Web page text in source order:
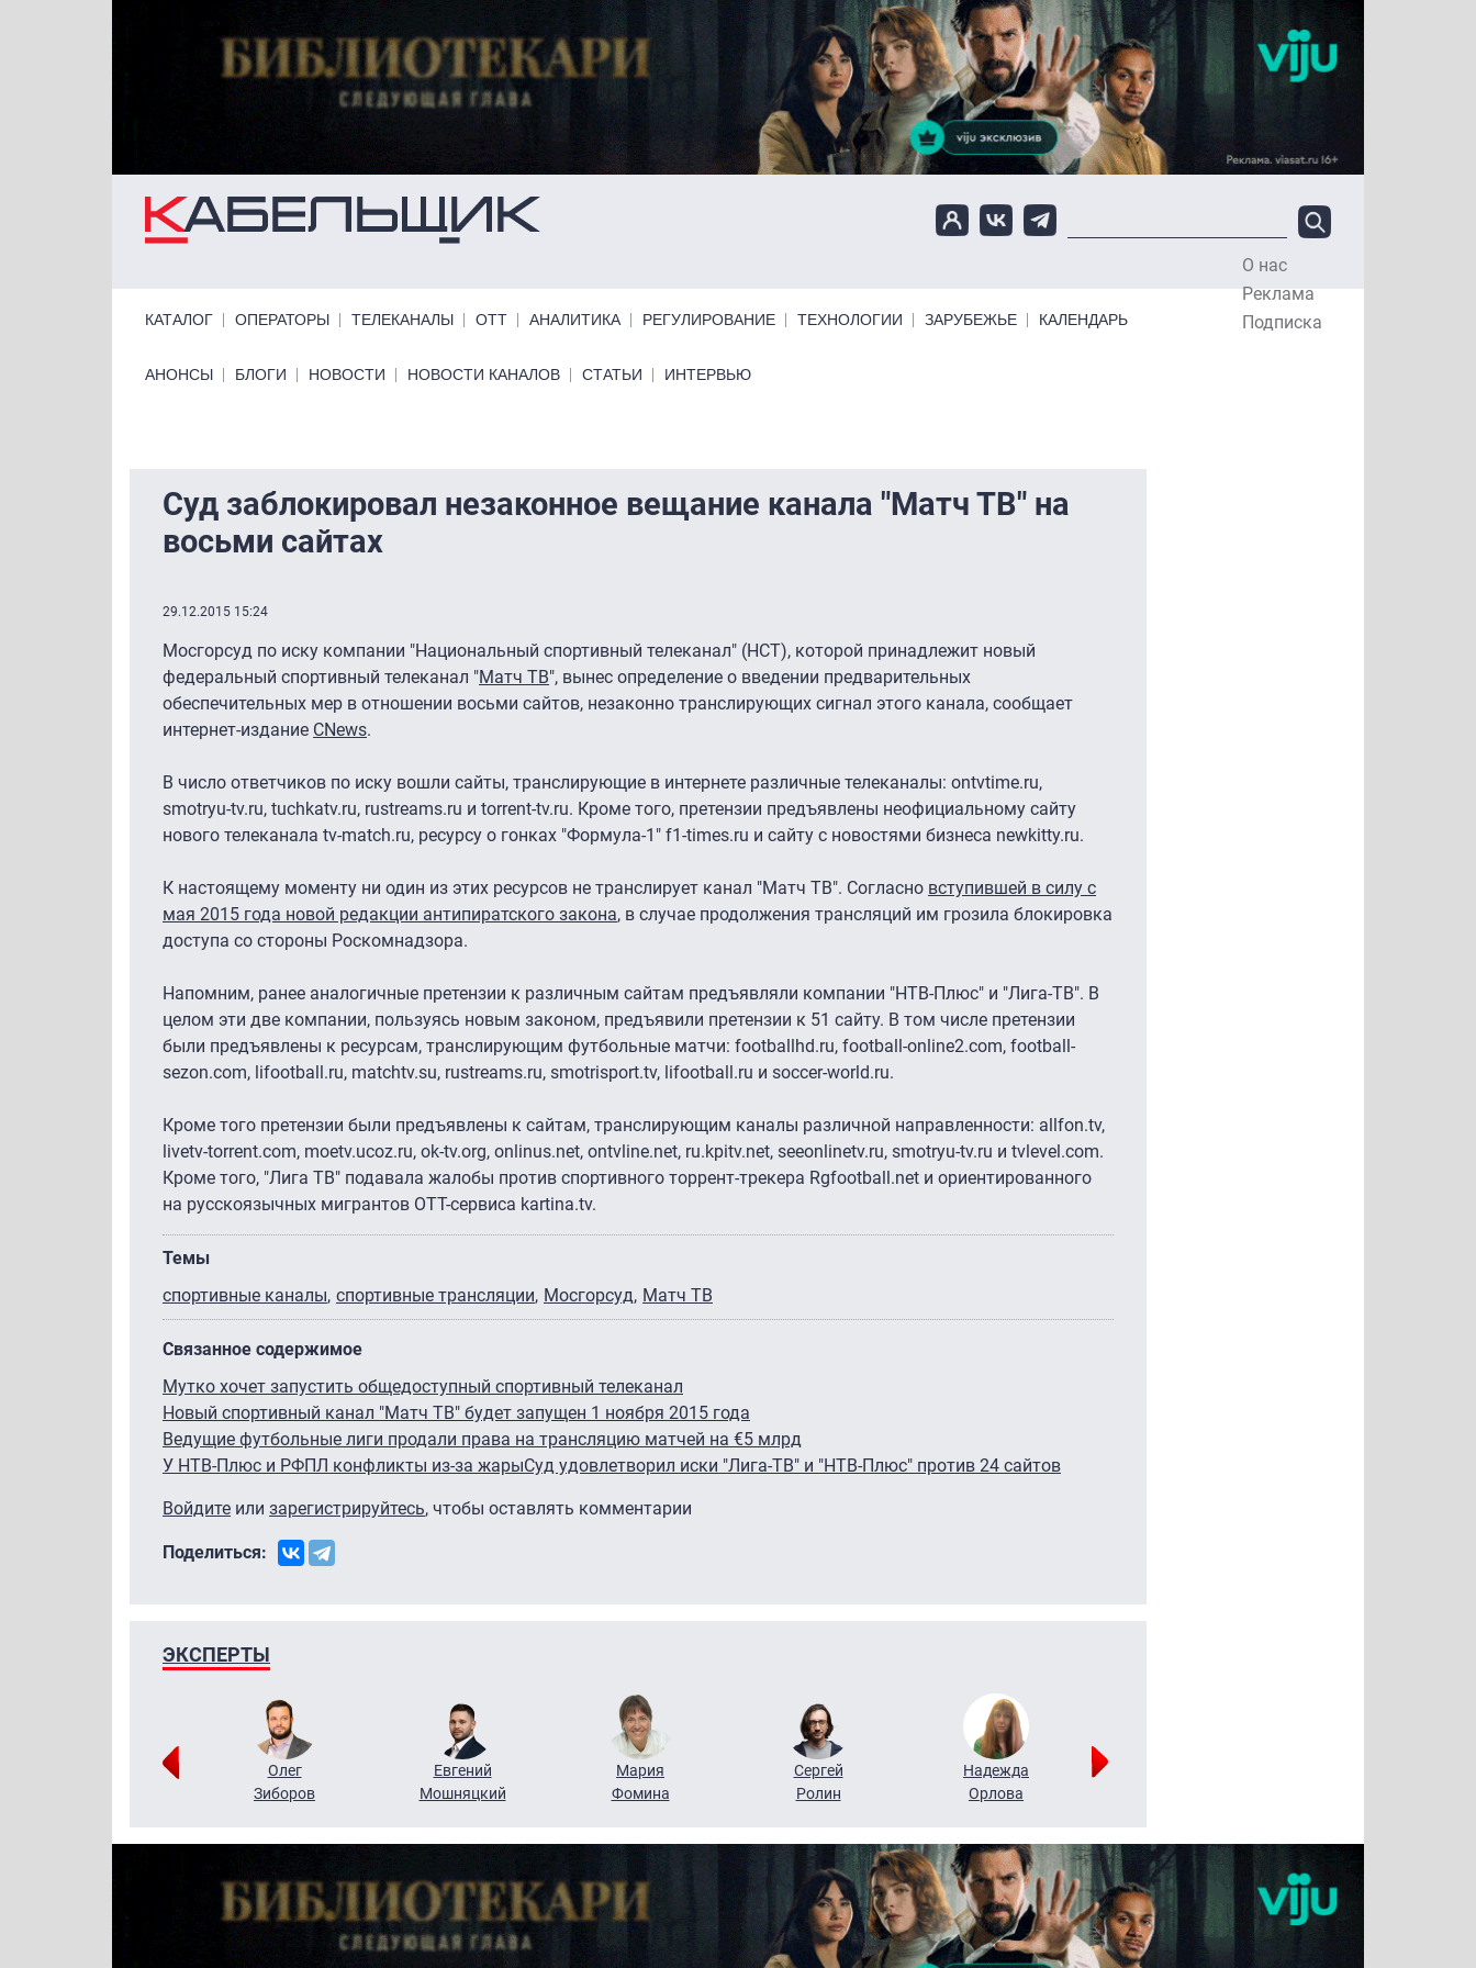
О нас
Реклама
Подписка
КАТАЛОГ ОПЕРАТОРЫ ТЕЛЕКАНАЛЫ ОТТ АНАЛИТИКА РЕГУЛИРОВАНИЕ ТЕХНОЛОГИИ ЗАРУБЕЖЬЕ КАЛЕНДАРЬ
Primary links bottom
АНОНСЫ БЛОГИ НОВОСТИ НОВОСТИ КАНАЛОВ СТАТЬИ ИНТЕРВЬЮ
Суд заблокировал незаконное вещание канала "Матч ТВ" на
восьми сайтах
29.12.2015 15:24
Мосгорсуд по иску компании "Национальный спортивный телеканал" (НСТ), которой принадлежит новый
федеральный спортивный телеканал "Матч ТВ", вынес определение о введении предварительных
обеспечительных мер в отношении восьми сайтов, незаконно транслирующих сигнал этого канала, сообщает
интернет-издание CNews.
В число ответчиков по иску вошли сайты, транслирующие в интернете различные телеканалы: ontvtime.ru,
smotryu-tv.ru, tuchkatv.ru, rustreams.ru и torrent-tv.ru. Кроме того, претензии предъявлены неофициальному сайту
нового телеканала tv-match.ru, ресурсу о гонках "Формула-1" f1-times.ru и сайту с новостями бизнеса newkitty.ru.
К настоящему моменту ни один из этих ресурсов не транслирует канал "Матч ТВ". Согласно вступившей в силу с
мая 2015 года новой редакции антипиратского закона, в случае продолжения трансляций им грозила блокировка
доступа со стороны Роскомнадзора.
Напомним, ранее аналогичные претензии к различным сайтам предъявляли компании "НТВ-Плюс" и "Лига-ТВ". В
целом эти две компании, пользуясь новым законом, предъявили претензии к 51 сайту. В том числе претензии
были предъявлены к ресурсам, транслирующим футбольные матчи: footballhd.ru, football-online2.com, football-
sezon.com, lifootball.ru, matchtv.su, rustreams.ru, smotrisport.tv, lifootball.ru и soccer-world.ru.
Кроме того претензии были предъявлены к сайтам, транслирующим каналы различной направленности: allfon.tv,
livetv-torrent.com, moetv.ucoz.ru, ok-tv.org, onlinus.net, ontvline.net, ru.kpitv.net, seeonlinetv.ru, smotryu-tv.ru и tvlevel.com.
Кроме того, "Лига ТВ" подавала жалобы против спортивного торрент-трекера Rgfootball.net и ориентированного
на русскоязычных мигрантов OTT-сервиса kartina.tv.
Темы
спортивные каналы спортивные трансляции Мосгорсуд Матч ТВ
Связанное содержимое
Мутко хочет запустить общедоступный спортивный телеканал
Новый спортивный канал "Матч ТВ" будет запущен 1 ноября 2015 года
Ведущие футбольные лиги продали права на трансляцию матчей на €5 млрд
У НТВ-Плюс и РФПЛ конфликты из-за жарыСуд удовлетворил иски "Лига-ТВ" и "НТВ-Плюс" против 24 сайтов
Войдите или зарегистрируйтесь, чтобы оставлять комментарии
Поделиться:
ЭКСПЕРТЫ
Олег
Зиборов
Евгений
Мошняцкий
Мария
Фомина
Сергей
Ролин
Надежда
Орлова